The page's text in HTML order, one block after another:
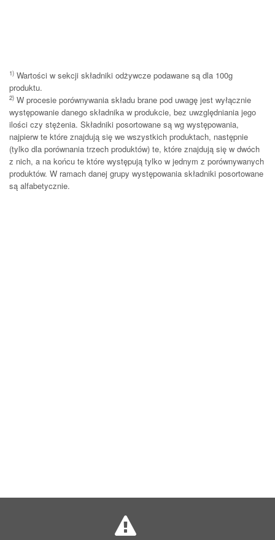
1) Wartości w sekcji składniki odżywcze podawane są dla 100g
produktu.
2) W procesie porównywania składu brane pod uwagę jest wyłącznie
występowanie danego składnika w produkcie, bez uwzględniania jego
ilości czy stężenia. Składniki posortowane są wg występowania,
najpierw te które znajdują się we wszystkich produktach, następnie
(tylko dla porównania trzech produktów) te, które znajdują się w dwóch
z nich, a na końcu te które występują tylko w jednym z porównywanych
produktów. W ramach danej grupy występowania składniki posortowane
są alfabetycznie.